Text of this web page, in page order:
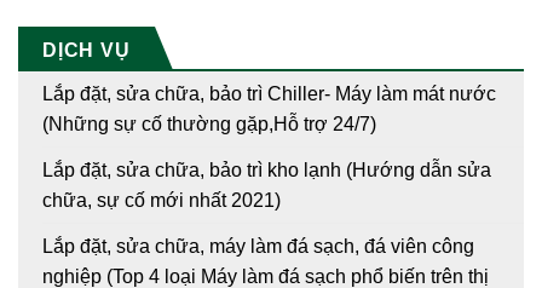
DỊCH VỤ
Lắp đặt, sửa chữa, bảo trì Chiller- Máy làm mát nước
(Những sự cố thường gặp,Hỗ trợ 24/7)
Lắp đặt, sửa chữa, bảo trì kho lạnh (Hướng dẫn sửa
chữa, sự cố mới nhất 2021)
Lắp đặt, sửa chữa, máy làm đá sạch, đá viên công
nghiệp (Top 4 loại Máy làm đá sạch phổ biến trên thị